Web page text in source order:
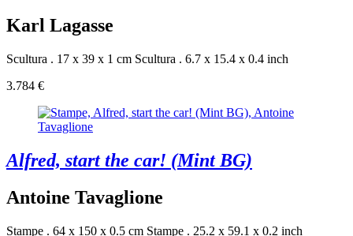
Karl Lagasse
Scultura . 17 x 39 x 1 cm Scultura . 6.7 x 15.4 x 0.4 inch
3.784 €
Alfred, start the car! (Mint BG)
Antoine Tavaglione
Stampe . 64 x 150 x 0.5 cm Stampe . 25.2 x 59.1 x 0.2 inch